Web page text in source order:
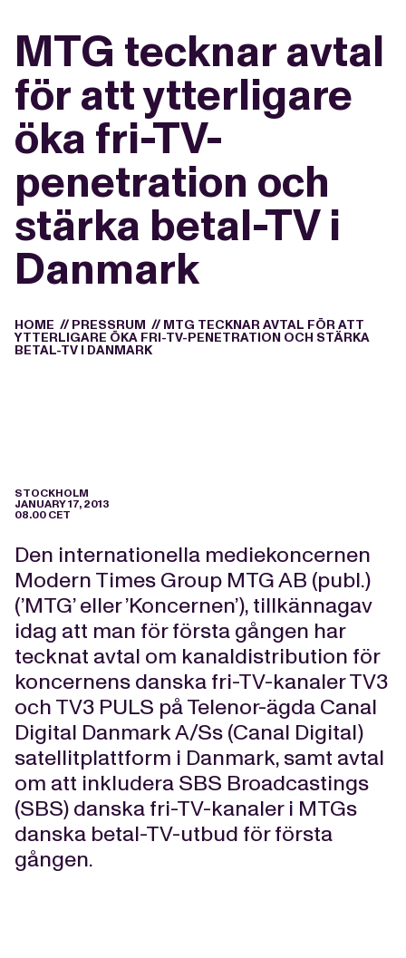
MTG tecknar avtal
för att ytterligare
öka fri-TV-
penetration och
stärka betal-TV i
Danmark
HOME // PRESSRUM // MTG TECKNAR AVTAL FÖR ATT
YTTERLIGARE ÖKA FRI-TV-PENETRATION OCH STÄRKA
BETAL-TV I DANMARK
STOCKHOLM
JANUARY 17, 2013
08.00 CET
Den internationella mediekoncernen
Modern Times Group MTG AB (publ.)
(’MTG’ eller ’Koncernen’), tillkännagav
idag att man för första gången har
tecknat avtal om kanaldistribution för
koncernens danska fri-TV-kanaler TV3
och TV3 PULS på Telenor-ägda Canal
Digital Danmark A/Ss (Canal Digital)
satellitplattform i Danmark, samt avtal
om att inkludera SBS Broadcastings
(SBS) danska fri-TV-kanaler i MTGs
danska betal-TV-utbud för första
gången.